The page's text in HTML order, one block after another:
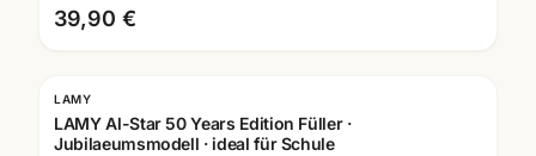
39,90 €
Gravur
LAMY
LAMY Al-Star 50 Years Edition Füller ·
Jubilaeumsmodell · ideal für Schule